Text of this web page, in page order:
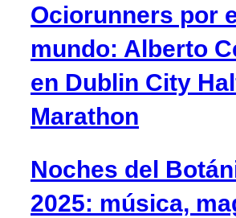
Ociorunners por
mundo: Alberto
en Dublin City
Marathon
Noches del
2025: música,